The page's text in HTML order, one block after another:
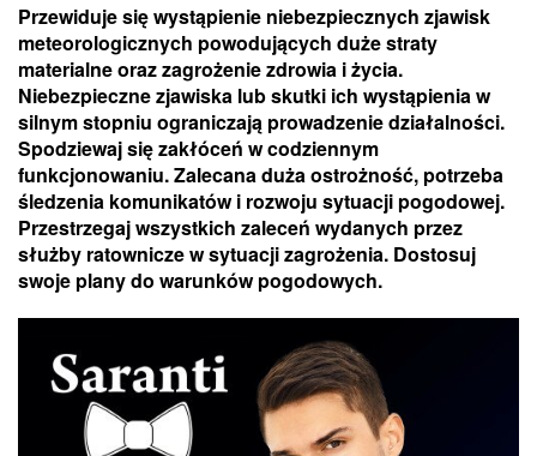
Przewiduje się wystąpienie niebezpiecznych zjawisk
meteorologicznych powodujących duże straty
materialne oraz zagrożenie zdrowia i życia.
Niebezpieczne zjawiska lub skutki ich wystąpienia w
silnym stopniu ograniczają prowadzenie działalności.
Spodziewaj się zakłóceń w codziennym
funkcjonowaniu. Zalecana duża ostrożność, potrzeba
śledzenia komunikatów i rozwoju sytuacji pogodowej.
Przestrzegaj wszystkich zaleceń wydanych przez
służby ratownicze w sytuacji zagrożenia. Dostosuj
swoje plany do warunków pogodowych.